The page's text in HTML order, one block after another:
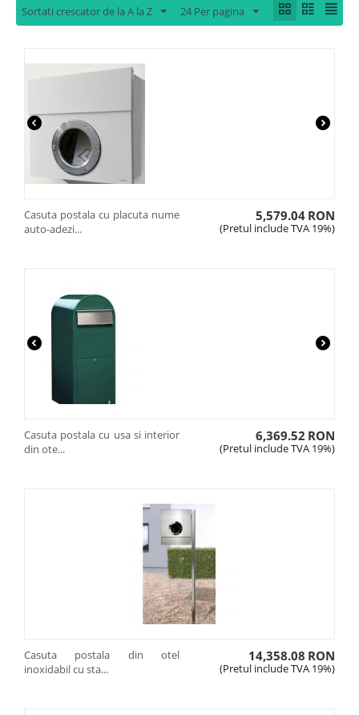
Sortati crescator de la A la Z 24 Per pagina
Casuta postala cu placuta nume
auto-adezi...
5,579.04 RON
(Pretul include TVA 19%)
Casuta postala cu usa si interior
din ote...
6,369.52 RON
(Pretul include TVA 19%)
Casuta postala din otel
inoxidabil cu sta...
14,358.08 RON
(Pretul include TVA 19%)